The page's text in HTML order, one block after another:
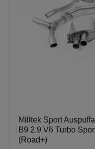
Milltek Sport
B9 2.9 V6 Turbo
(Road+)